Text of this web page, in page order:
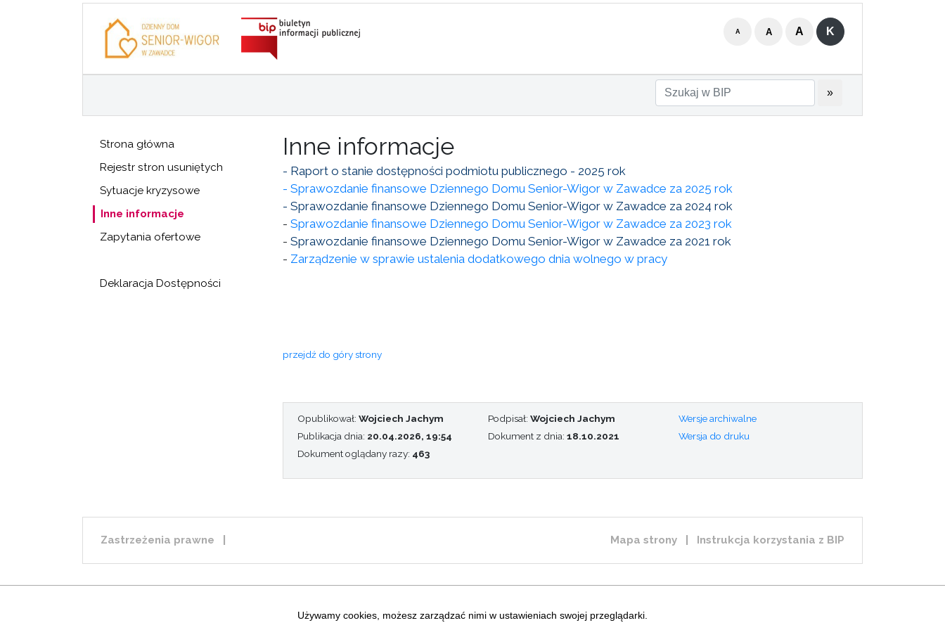
Używamy cookies, możesz zarządzać nimi w ustawieniach swojej przeglądarki.
A A A K
»
Strona główna
Rejestr stron usuniętych
Sytuacje kryzysowe
Inne informacje
Zapytania ofertowe
Deklaracja Dostępności
Inne informacje
- Raport o stanie dostępności podmiotu publicznego - 2025 rok
- Sprawozdanie finansowe Dziennego Domu Senior-Wigor w Zawadce za 2025 rok
- Sprawozdanie finansowe Dziennego Domu Senior-Wigor w Zawadce za 2024 rok
- Sprawozdanie finansowe Dziennego Domu Senior-Wigor w Zawadce za 2023 rok
- Sprawozdanie finansowe Dziennego Domu Senior-Wigor w Zawadce za 2021 rok
- Zarządzenie w sprawie ustalenia dodatkowego dnia wolnego w pracy
przejdź do góry strony
Opublikował: Wojciech Jachym
Publikacja dnia: 20.04.2026, 19:54
Dokument oglądany razy: 463
Podpisał: Wojciech Jachym
Dokument z dnia: 18.10.2021
Wersje archiwalne
Wersja do druku
Zastrzeżenia prawne Mapa strony Instrukcja korzystania z BIP